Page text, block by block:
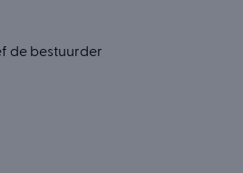
de bestuurder